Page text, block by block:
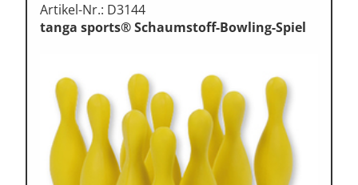
Artikel-Nr.: D3144
tanga sports® Schaumstoff-Bowling-Spiel